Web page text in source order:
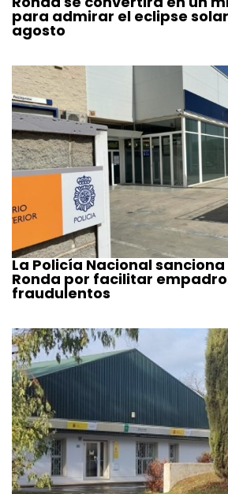
para admirar el eclipse solar
agosto
La Policía Nacional
Ronda por facilitar
fraudulentos